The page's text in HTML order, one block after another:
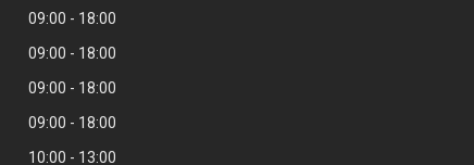
09:00
18:00
09:00
18:00
09:00
18:00
09:00
18:00
10:00 13:00